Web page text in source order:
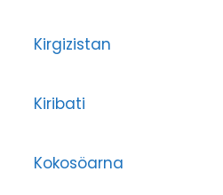
Kirgizistan
Kiribati
Kokosöarna